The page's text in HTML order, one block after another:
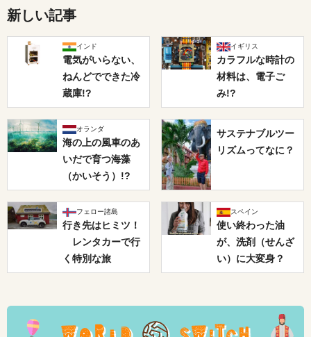
新しい記事
インド
電気がいらない、
ねんどでできた冷
蔵庫!?
イギリス
カラフルな時計の
材料は、電子ご
み!?
オランダ
海の上の風車のあ
いだで育つ海藻
（かいそう）!?
サステナブルツー
リズムってなに？
フェロー諸島
行き先はヒミツ！
レンタカーで行
く特別な旅
スペイン
使い終わった油
が、洗剤（せんざ
い）に大変身？